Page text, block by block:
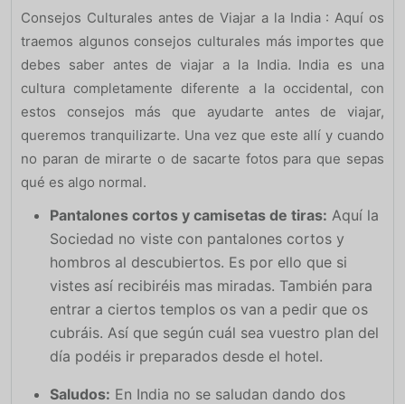
Consejos Culturales antes de Viajar a la India : Aquí os
traemos algunos consejos culturales más importes que
debes saber antes de viajar a la India. India es una
cultura completamente diferente a la occidental, con
estos consejos más que ayudarte antes de viajar,
queremos tranquilizarte. Una vez que este allí y cuando
no paran de mirarte o de sacarte fotos para que sepas
qué es algo normal.
Pantalones cortos y camisetas de tiras: Aquí la
Sociedad no viste con pantalones cortos y
hombros al descubiertos. Es por ello que si
vistes así recibiréis mas miradas. También para
entrar a ciertos templos os van a pedir que os
cubráis. Así que según cuál sea vuestro plan del
día podéis ir preparados desde el hotel.
Saludos: En India no se saludan dando dos